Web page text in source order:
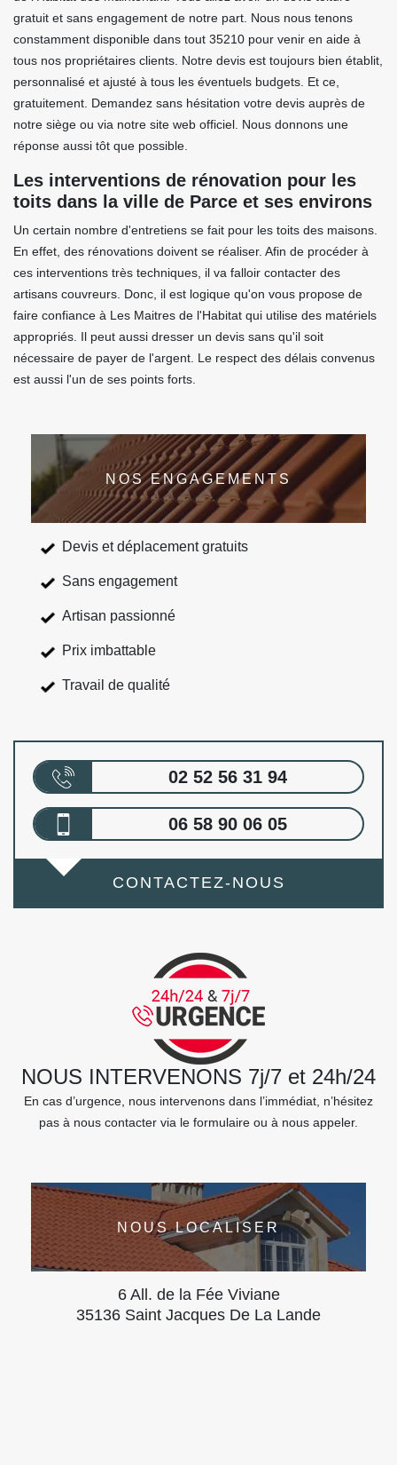
gratuit et sans engagement de notre part. Nous nous tenons
constamment disponible dans tout 35210 pour venir en aide à
tous nos propriétaires clients. Notre devis est toujours bien établit,
personnalisé et ajusté à tous les éventuels budgets. Et ce,
gratuitement. Demandez sans hésitation votre devis auprès de
notre siège ou via notre site web officiel. Nous donnons une
réponse aussi tôt que possible.
Les interventions de rénovation pour les
toits dans la ville de Parce et ses environs
Un certain nombre d'entretiens se fait pour les toits des maisons.
En effet, des rénovations doivent se réaliser. Afin de procéder à
ces interventions très techniques, il va falloir contacter des
artisans couvreurs. Donc, il est logique qu'on vous propose de
faire confiance à Les Maitres de l'Habitat qui utilise des matériels
appropriés. Il peut aussi dresser un devis sans qu'il soit
nécessaire de payer de l'argent. Le respect des délais convenus
est aussi l'un de ses points forts.
NOS ENGAGEMENTS
Devis et déplacement gratuits
Sans engagement
Artisan passionné
Prix imbattable
Travail de qualité
02 52 56 31 94
06 58 90 06 05
CONTACTEZ-NOUS
NOUS INTERVENONS 7j/7 et 24h/24
En cas d’urgence, nous intervenons dans l’immédiat, n’hésitez
pas à nous contacter via le formulaire ou à nous appeler.
NOUS LOCALISER
6 All. de la Fée Viviane
35136 Saint Jacques De La Lande